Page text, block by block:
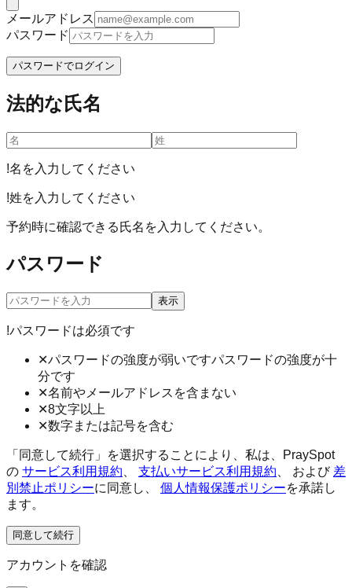
メールアドレス
パスワード
パスワードでログイン
法的な氏名
!名を入力してください
!姓を入力してください
予約時に確認できる氏名を入力してください。
パスワード
表示
!パスワードは必須です
✕パスワードの強度が弱いですパスワードの強度が十
分です
✕名前やメールアドレスを含まない
✕8文字以上
✕数字または記号を含む
「同意して続行」を選択することにより、私は、PraySpot
の サービス利用規約、 支払いサービス利用規約、 および 差
別禁止ポリシーに同意し、 個人情報保護ポリシーを承諾し
ます。
同意して続行
アカウントを確認